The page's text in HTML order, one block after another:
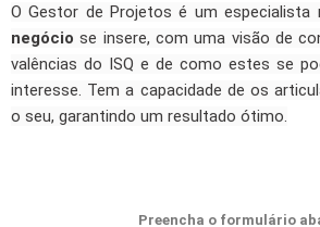
O Gestor de Projetos é um especialista
negócio se insere, com uma visão de
valências do ISQ e de como estes se
interesse. Tem a capacidade de os
o seu, garantindo um resultado ótimo.
Preencha o formulário